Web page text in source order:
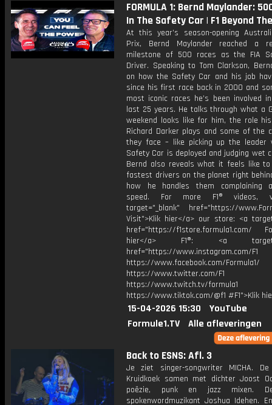
FORMULA 1: Bernd Maylander:
In The Safety Car | F1 Beyond
At this year’s season-opening
Prix, Bernd Maylander reached a
milestone of 500 races as the FIA
Driver. Speaking to Tom Clarkson,
on how the Safety Car and his job
since his first race back in 2000 and
most iconic races he’s been involved
last 25 years. He talks through what a
weekend looks like for him, the role
Richard Darker plays and some of the
they face – like picking up the leader
Safety Car is deployed and judging wet
Bernd also reveals what it feels like
fastest drivers on the planet right
how he handles them complaining
speed. For more F1® videos,
target="_blank" href="https://
Visit">Klik hier</a> our store: <a
href="https://f1store.formula1.com/
hier</a> F1®: <a
href="https://www.instagram.com/F1
https://www.facebook.com/Formula1/
https://www.twitter.com/F1
https://www.twitch.tv/formula1
https://www.tiktok.com/@f1 #F1">Klik
15-04-2026 15:30
YouTube
Formule1.TV
Alle afleveringen
Back to ESNS: Afl. 3
Je ziet singer-songwriter MICHA. De
Kruidkoek samen met dichter Joost
poëzie, punk en jazz mixen.
spokenwordmuzikant Joshua Idehen.